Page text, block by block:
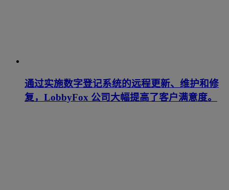
通过实施数字登记系统的远程更新、维护和修
复，LobbyFox 公司大幅提高了客户满意度。